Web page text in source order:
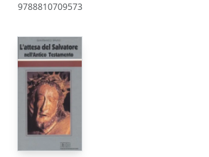
9788810709573